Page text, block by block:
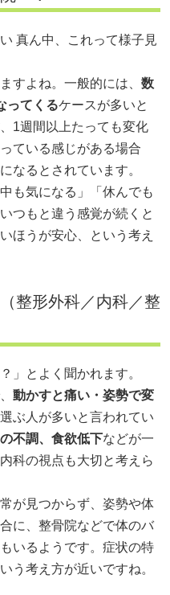
真ん中、これって様子見
すよね。一般的には、 数
ってくるケースが多いと
1週間以上たっても変化
ている感じがある場合
なるとされています。
も気になる」「休んでも
つもと違う感覚が続くと
ほうが安心、という考え
整形外科／内科／整
」とよく聞かれます。
動かすと痛い・姿勢で変
ぶ人が多いと言われてい
不調、食欲低下などが一
科の視点も大切と考えら
が見つからず、姿勢や体
に、整骨院などで体のバ
いるようです。症状の特
う考え方が近いですね。